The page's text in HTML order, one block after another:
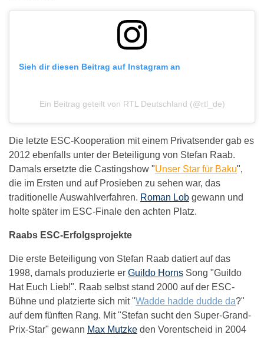
Sieh dir diesen Beitrag auf Instagram an
Ein Beitrag geteilt von RTL Deutschland (@rtl_de)
Die letzte ESC-Kooperation mit einem Privatsender gab es
2012 ebenfalls unter der Beteiligung von Stefan Raab.
Damals ersetzte die Castingshow "Unser Star für Baku",
die im Ersten und auf Prosieben zu sehen war, das
traditionelle Auswahlverfahren. Roman Lob gewann und
holte später im ESC-Finale den achten Platz.
Raabs ESC-Erfolgsprojekte
Die erste Beteiligung von Stefan Raab datiert auf das
1998, damals produzierte er Guildo Horns Song "Guildo
Hat Euch Lieb!". Raab selbst stand 2000 auf der ESC-
Bühne und platzierte sich mit "Wadde hadde dudde da?"
auf dem fünften Rang. Mit "Stefan sucht den Super-Grand-
Prix-Star" gewann Max Mutzke den Vorentscheid in 2004